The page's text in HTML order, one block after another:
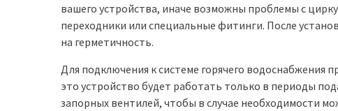
вашего устройства, иначе возможны проблемы с
переходники или специальные фитинги. После
на герметичность.
Для подключения к системе горячего водоснабжения
это устройство будет работать только в периоды
запорных вентилей, чтобы в случае необходимости